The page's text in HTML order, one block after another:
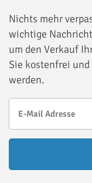
Nichts mehr
wichtige
um den Verkauf
Sie kostenfrei
werden.